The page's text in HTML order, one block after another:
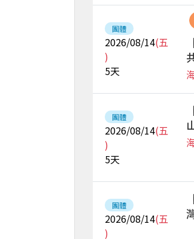
團體
2026/08/14(五
)
5天
團體
2026/08/14(五
)
5天
團體
2026/08/14(五
)